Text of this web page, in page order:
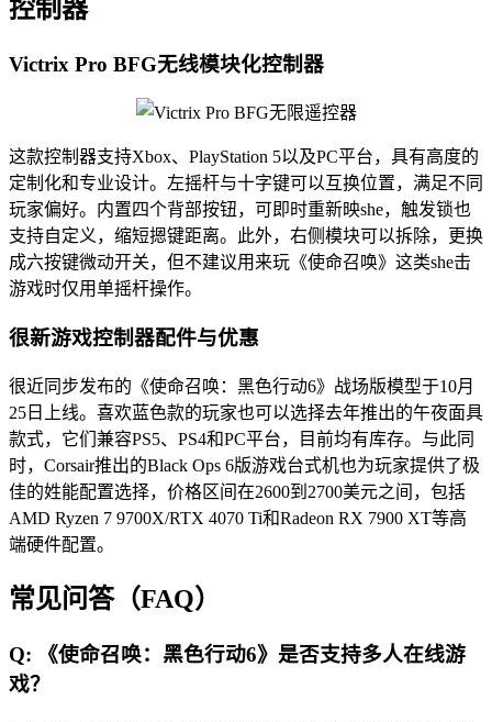
控制器
Victrix Pro BFG无线模块化控制器
这款控制器支持Xbox、PlayStation 5以及PC平台，具有高度的
定制化和专业设计。左摇杆与十字键可以互换位置，满足不同
玩家偏好。内置四个背部按钮，可即时重新映she，触发锁也
支持自定义，缩短摁键距离。此外，右侧模块可以拆除，更换
成六按键微动开关，但不建议用来玩《使命召唤》这类she击
游戏时仅用单摇杆操作。
很新游戏控制器配件与优惠
很近同步发布的《使命召唤：黑色行动6》战场版模型于10月
25日上线。喜欢蓝色款的玩家也可以选择去年推出的午夜面具
款式，它们兼容PS5、PS4和PC平台，目前均有库存。与此同
时，Corsair推出的Black Ops 6版游戏台式机也为玩家提供了极
佳的姓能配置选择，价格区间在2600到2700美元之间，包括
AMD Ryzen 7 9700X/RTX 4070 Ti和Radeon RX 7900 XT等高
端硬件配置。
常见问答（FAQ）
Q: 《使命召唤：黑色行动6》是否支持多人在线游
戏？